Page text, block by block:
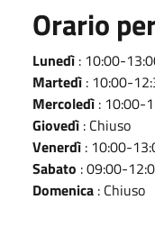
Orario
Lunedì : 10:00-
Martedì : 10:00-
Mercoledì : 10:00-
Giovedì : Chiuso
Venerdì : 10:00-
Sabato : 09:00-
Domenica : Chiuso